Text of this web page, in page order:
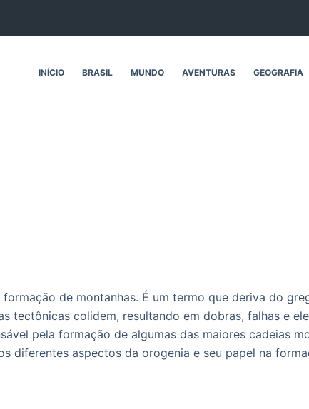
INÍCIO BRASIL MUNDO AVENTURAS GEOGRAFIA
de montanhas. É um termo que deriva do
tectônicas colidem, resultando em dobras, falhas e
pela formação de algumas das maiores cadeias
diferentes aspectos da orogenia e seu papel na